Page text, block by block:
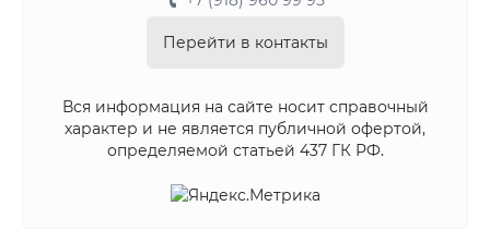
Перейти в контакты
Вся информация на сайте носит справочный
характер и не является публичной офертой,
определяемой статьей 437 ГК РФ.